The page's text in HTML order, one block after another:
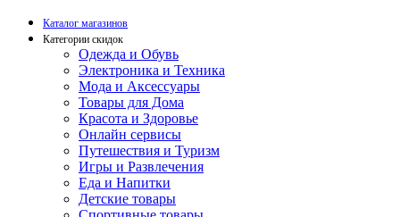
Каталог магазинов
Категории скидок
Одежда и Обувь
Электроника и Техника
Мода и Аксессуары
Товары для Дома
Красота и Здоровье
Онлайн сервисы
Путешествия и Туризм
Игры и Развлечения
Еда и Напитки
Детские товары